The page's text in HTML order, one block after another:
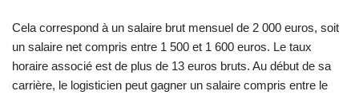
Cela correspond à un salaire brut mensuel de 2 000 euros, soit
un salaire net compris entre 1 500 et 1 600 euros. Le taux
horaire associé est de plus de 13 euros bruts. Au début de sa
carrière, le logisticien peut gagner un salaire compris entre le